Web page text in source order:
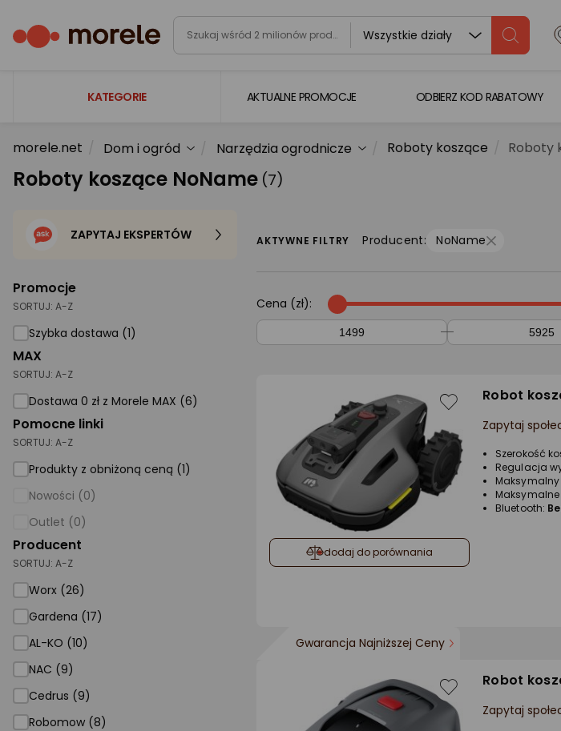
Wszystkie działy
KATEGORIE
Laptopy
Komputery
Gaming
Telewizory i audio
Foto i kamery
AGD duże
Dom i ogród
Biuro i firma
Sport i turystyka
Zabawki i dziecko
Supermarket
Strefa marek
AKTUALNE PROMOCJE ODBIERZ KOD RABATOWY
morele.net Dom i ogród Narzędzia ogrodnicze Roboty koszące Roboty
Roboty koszące NoName (7)
Promocje
SORTUJ: A-Z
Szybka dostawa (1)
MAX
SORTUJ: A-Z
Dostawa 0 zł z Morele MAX (6)
Pomocne linki
SORTUJ: A-Z
Produkty z obniżoną ceną (1)
Nowości (0)
Outlet (0)
Producent
SORTUJ: A-Z
Worx (26)
Gardena (17)
AL-KO (10)
NAC (9)
Cedrus (9)
Robomow (8)
ZAPYTAJ EKSPERTÓW AKTYWNE FILTRY Producent: NoName
Cena (zł):
dodaj do porównania
Robot
Zapytaj
Szerokość
Regulacja
Bluetooth:
Gwarancja Najniższej Ceny
Robot
Zapytaj